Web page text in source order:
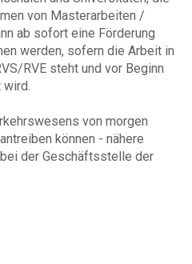
von Masterarbeiten /
ab sofort eine Förderung
werden, sofern die Arbeit in
RVE steht und vor Beginn
wird.
von morgen
können - nähere
der Geschäftsstelle der